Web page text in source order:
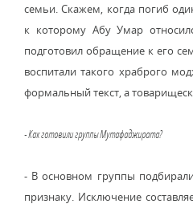
семьи. Скажем, когда погиб
к которому Абу Умар
подготовил обращение к его
воспитали такого храброго
формальный текст, а
- Как готовили группы Мутафаджирата?
- В основном группы
признаку. Исключение